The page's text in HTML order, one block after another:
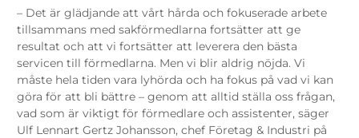
– Det är glädjande att vårt hårda och fokuserade arbete
tillsammans med sakförmedlarna fortsätter att ge
resultat och att vi fortsätter att leverera den bästa
servicen till förmedlarna. Men vi blir aldrig nöjda. Vi
måste hela tiden vara lyhörda och ha fokus på vad vi kan
göra för att bli bättre – genom att alltid ställa oss frågan,
vad som är viktigt för förmedlare och assistenter, säger
Ulf Lennart Gertz Johansson, chef Företag & Industri på